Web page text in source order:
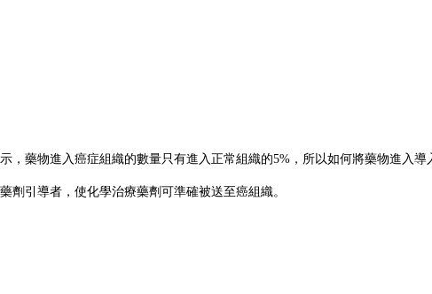
藥物進入癌症組織的數量只有進入正常組織的5%，所以如何將藥物進入
引導者，使化學治療藥劑可準確被送至癌組織。